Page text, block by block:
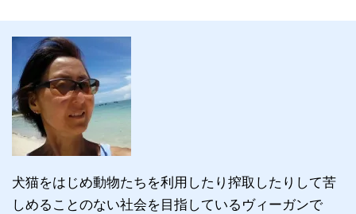
犬猫をはじめ動物たちを利用したり搾取したりして苦
しめることのない社会を目指しているヴィーガンで